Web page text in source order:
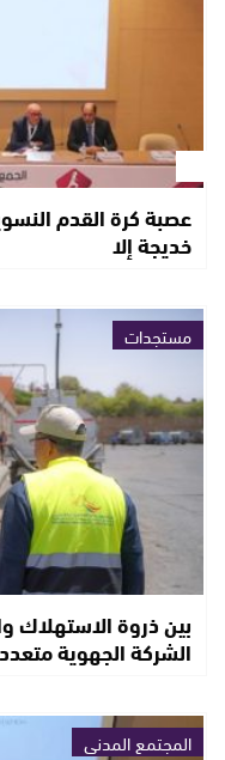
عصبة كرة القدم
خديجة إلا
مستجدات
بين ذروة الاستهلاك
الشركة الجهوية
المجتمع المدني